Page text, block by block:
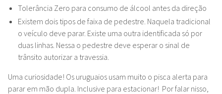
Tolerância Zero para consumo de álcool antes da direção
Existem dois tipos de faixa de pedestre. Naquela tradicional
o veículo deve parar. Existe uma outra identificada só por
duas linhas. Nessa o pedestre deve esperar o sinal de
trânsito autorizar a travessia.
Uma curiosidade! Os uruguaios usam muito o pisca alerta para
parar em mão dupla. Inclusive para estacionar! Por falar nisso,